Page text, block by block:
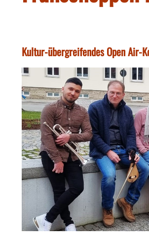
Kultur-übergreifendes Open Air-